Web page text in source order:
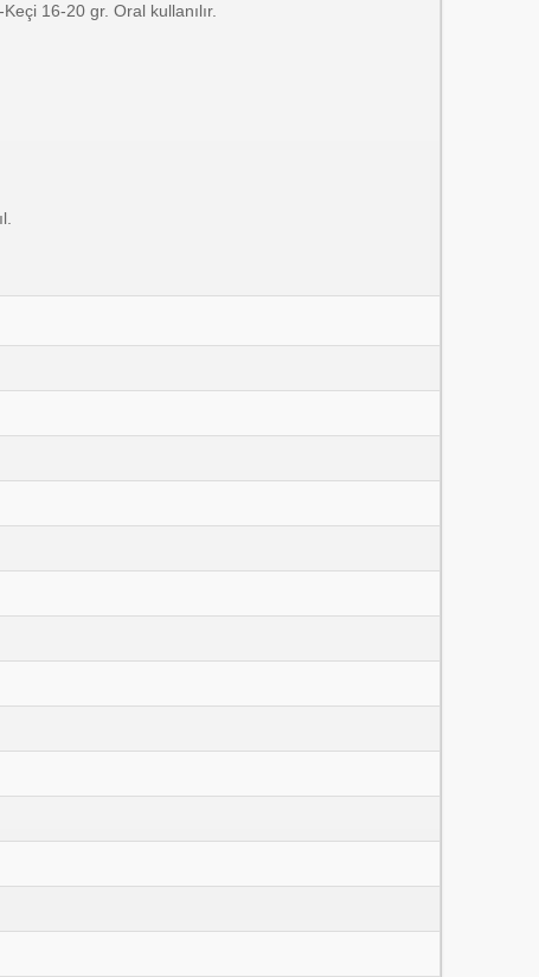
16-20 gr. Oral kullanılır.